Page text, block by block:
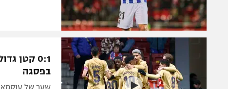
0:1 קטן
בפסגה